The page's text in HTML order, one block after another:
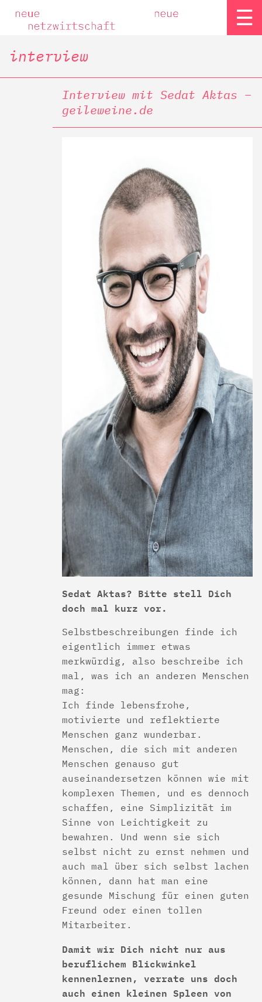
☰
interview
Interview mit Sedat Aktas –
geileweine.de
Sedat Aktas? Bitte stell Dich
doch mal kurz vor.
Selbstbeschreibungen finde ich
eigentlich immer etwas
merkwürdig, also beschreibe ich
mal, was ich an anderen Menschen
mag:
Ich finde lebensfrohe,
motivierte und reflektierte
Menschen ganz wunderbar.
Menschen, die sich mit anderen
Menschen genauso gut
auseinandersetzen können wie mit
komplexen Themen, und es dennoch
schaffen, eine Simplizität im
Sinne von Leichtigkeit zu
bewahren. Und wenn sie sich
selbst nicht zu ernst nehmen und
auch mal über sich selbst lachen
können, dann hat man eine
gesunde Mischung für einen guten
Freund oder einen tollen
Mitarbeiter.
Damit wir Dich nicht nur aus
beruflichem Blickwinkel
kennenlernen, verrate uns doch
auch einen kleinen Spleen von